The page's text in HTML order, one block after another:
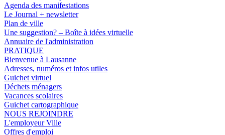
Agenda des manifestations
Le Journal + newsletter
Plan de ville
Une suggestion? – Boîte à idées virtuelle
Annuaire de l'administration
PRATIQUE
Bienvenue à Lausanne
Adresses, numéros et infos utiles
Guichet virtuel
Déchets ménagers
Vacances scolaires
Guichet cartographique
NOUS REJOINDRE
L'employeur Ville
Offres d'emploi